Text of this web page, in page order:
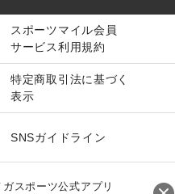
スポーツマイル会員
サービス利用規約
特定商取引法に基づく
表示
SNSガイドライン
スポーツ公式アプリ